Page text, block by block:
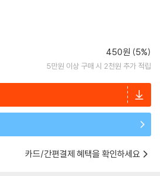
450원 (5%)
5만원 이상 구매 시 2천원 추가 적립
카드/간편결제 혜택을 확인하세요